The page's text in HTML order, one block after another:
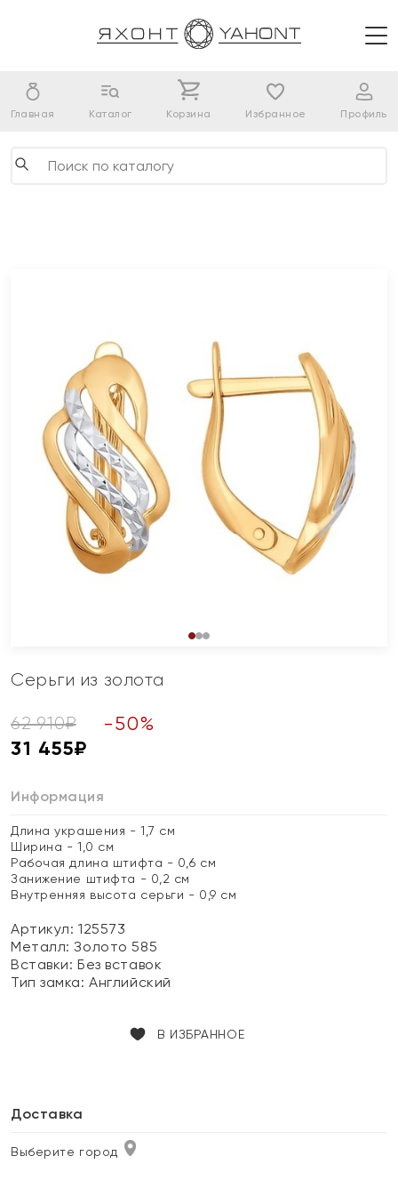
Главная Каталог Корзина Избранное Профиль
Серьги из золота
62 910₽ -50%
31 455₽
Информация
Длина украшения - 1,7 см
Ширина - 1,0 см
Рабочая длина штифта - 0,6 см
Занижение штифта - 0,2 см
Внутренняя высота серьги - 0,9 см
Артикул: 125573
Металл:Золото 585
Вставки:Без вставок
Тип замка:Английский
В ИЗБРАННОЕ
Доставка
Выберите город